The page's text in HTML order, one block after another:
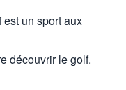
un sport aux
découvrir le golf.